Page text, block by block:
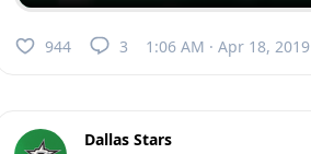
944 3 1:06 AM · Apr 18, 2019
Dallas Stars